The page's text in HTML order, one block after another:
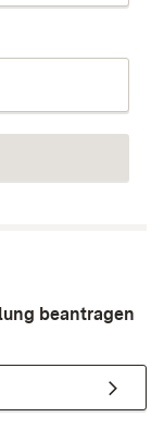
beantragen